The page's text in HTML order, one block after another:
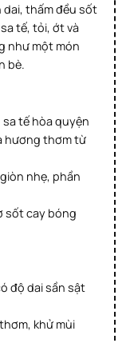
dai, thấm đều sốt
tế, tỏi, ớt và
như một món
bè.
sa tế hòa quyện
hương thơm từ
nhẹ, phần
sốt cay bóng
độ dai sần sật
khử mùi